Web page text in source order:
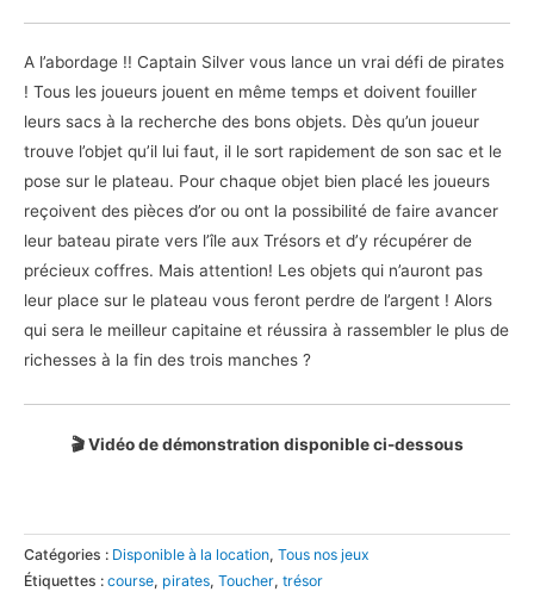
A l’abordage !! Captain Silver vous lance un vrai défi de pirates
! Tous les joueurs jouent en même temps et doivent fouiller
leurs sacs à la recherche des bons objets. Dès qu’un joueur
trouve l’objet qu’il lui faut, il le sort rapidement de son sac et le
pose sur le plateau. Pour chaque objet bien placé les joueurs
reçoivent des pièces d’or ou ont la possibilité de faire avancer
leur bateau pirate vers l’île aux Trésors et d’y récupérer de
précieux coffres. Mais attention! Les objets qui n’auront pas
leur place sur le plateau vous feront perdre de l’argent ! Alors
qui sera le meilleur capitaine et réussira à rassembler le plus de
richesses à la fin des trois manches ?
🎬 Vidéo de démonstration disponible ci-dessous
Catégories : Disponible à la location, Tous nos jeux
Étiquettes : course, pirates, Toucher, trésor